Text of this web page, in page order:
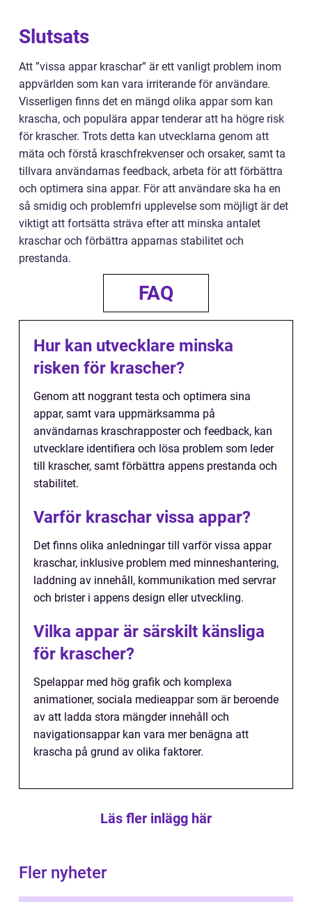
Slutsats
Att ”vissa appar kraschar” är ett vanligt problem inom
appvärlden som kan vara irriterande för användare.
Visserligen finns det en mängd olika appar som kan
krascha, och populära appar tenderar att ha högre risk
för krascher. Trots detta kan utvecklarna genom att
mäta och förstå kraschfrekvenser och orsaker, samt ta
tillvara användarnas feedback, arbeta för att förbättra
och optimera sina appar. För att användare ska ha en
så smidig och problemfri upplevelse som möjligt är det
viktigt att fortsätta sträva efter att minska antalet
kraschar och förbättra apparnas stabilitet och
prestanda.
FAQ
Hur kan utvecklare minska
risken för krascher?
Genom att noggrant testa och optimera sina
appar, samt vara uppmärksamma på
användarnas kraschrapposter och feedback, kan
utvecklare identifiera och lösa problem som leder
till krascher, samt förbättra appens prestanda och
stabilitet.
Varför kraschar vissa appar?
Det finns olika anledningar till varför vissa appar
kraschar, inklusive problem med minneshantering,
laddning av innehåll, kommunikation med servrar
och brister i appens design eller utveckling.
Vilka appar är särskilt känsliga
för krascher?
Spelappar med hög grafik och komplexa
animationer, sociala medieappar som är beroende
av att ladda stora mängder innehåll och
navigationsappar kan vara mer benägna att
krascha på grund av olika faktorer.
Läs fler inlägg här
Fler nyheter